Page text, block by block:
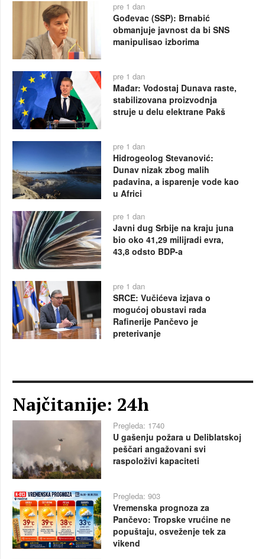
pre 1 dan
Gođevac (SSP): Brnabić
obmanjuje javnost da bi SNS
manipulisao izborima
pre 1 dan
Mađar: Vodostaj Dunava raste,
stabilizovana proizvodnja
struje u delu elektrane Pakš
pre 1 dan
Hidrogeolog Stevanović:
Dunav nizak zbog malih
padavina, a isparenje vode kao
u Africi
pre 1 dan
Javni dug Srbije na kraju juna
bio oko 41,29 milijradi evra,
43,8 odsto BDP-a
pre 1 dan
SRCE: Vučićeva izjava o
mogućoj obustavi rada
Rafinerije Pančevo je
preterivanje
Najčitanije: 24h
Pregleda: 1740
U gašenju požara u Deliblatskoj
peščari angažovani svi
raspoloživi kapaciteti
Pregleda: 903
Vremenska prognoza za
Pančevo: Tropske vrućine ne
popuštaju, osveženje tek za
vikend